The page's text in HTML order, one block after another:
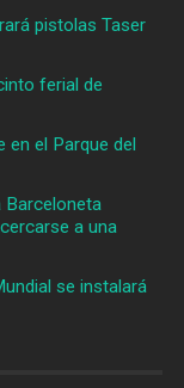
pistolas Taser
ferial de
en el Parque del
Barceloneta
a una
se instalará